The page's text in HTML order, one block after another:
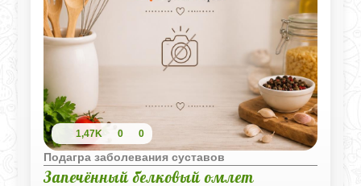
1,47K 0 0
Подагра заболевания суставов
Запечённый белковый омлет